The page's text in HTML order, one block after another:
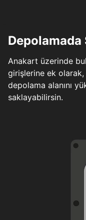
Depolamada
Anakart üzerinde
girişlerine ek olarak,
depolama alanını
saklayabilirsin.